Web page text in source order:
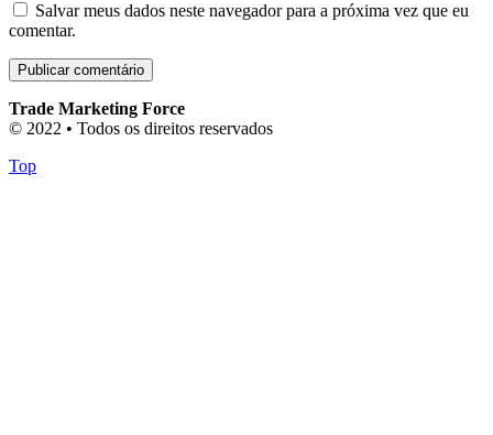
Salvar meus dados neste navegador para a próxima vez que eu
comentar.
Trade Marketing Force
© 2022 • Todos os direitos reservados
Top